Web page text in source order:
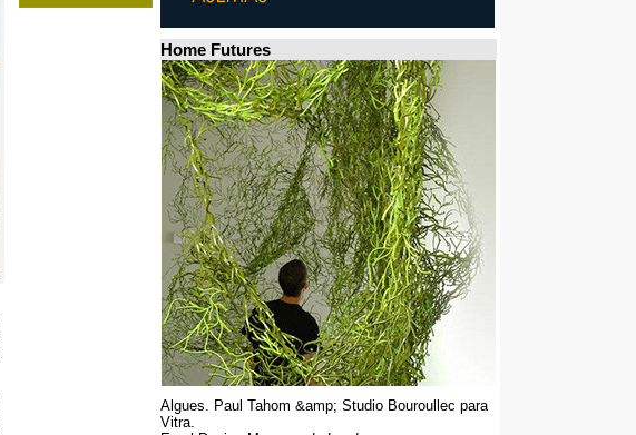
Home Futures
Algues. Paul Tahom &amp; Studio Bouroullec para
Vitra.